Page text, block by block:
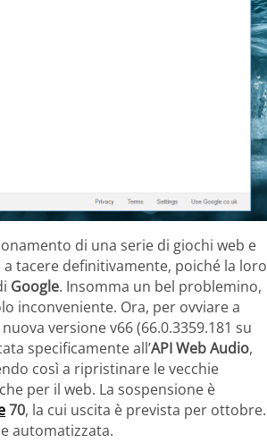
di una serie di giochi web e
tacere definitivamente, poiché la loro
Google. Insomma un bel problemino,
inconveniente. Ora, per ovviare a
versione v66 (66.0.3359.181 su
specificamente all’API Web Audio,
così a ripristinare le vecchie
per il web. La sospensione è
70, la cui uscita è prevista per ottobre.
automatizzata.